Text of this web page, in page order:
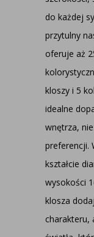
do każdej
przytulny
oferuje aż
kloszy i 5
idealne
wnętrza,
preferencji.
kształcie
wysokości
klosza
charakteru,